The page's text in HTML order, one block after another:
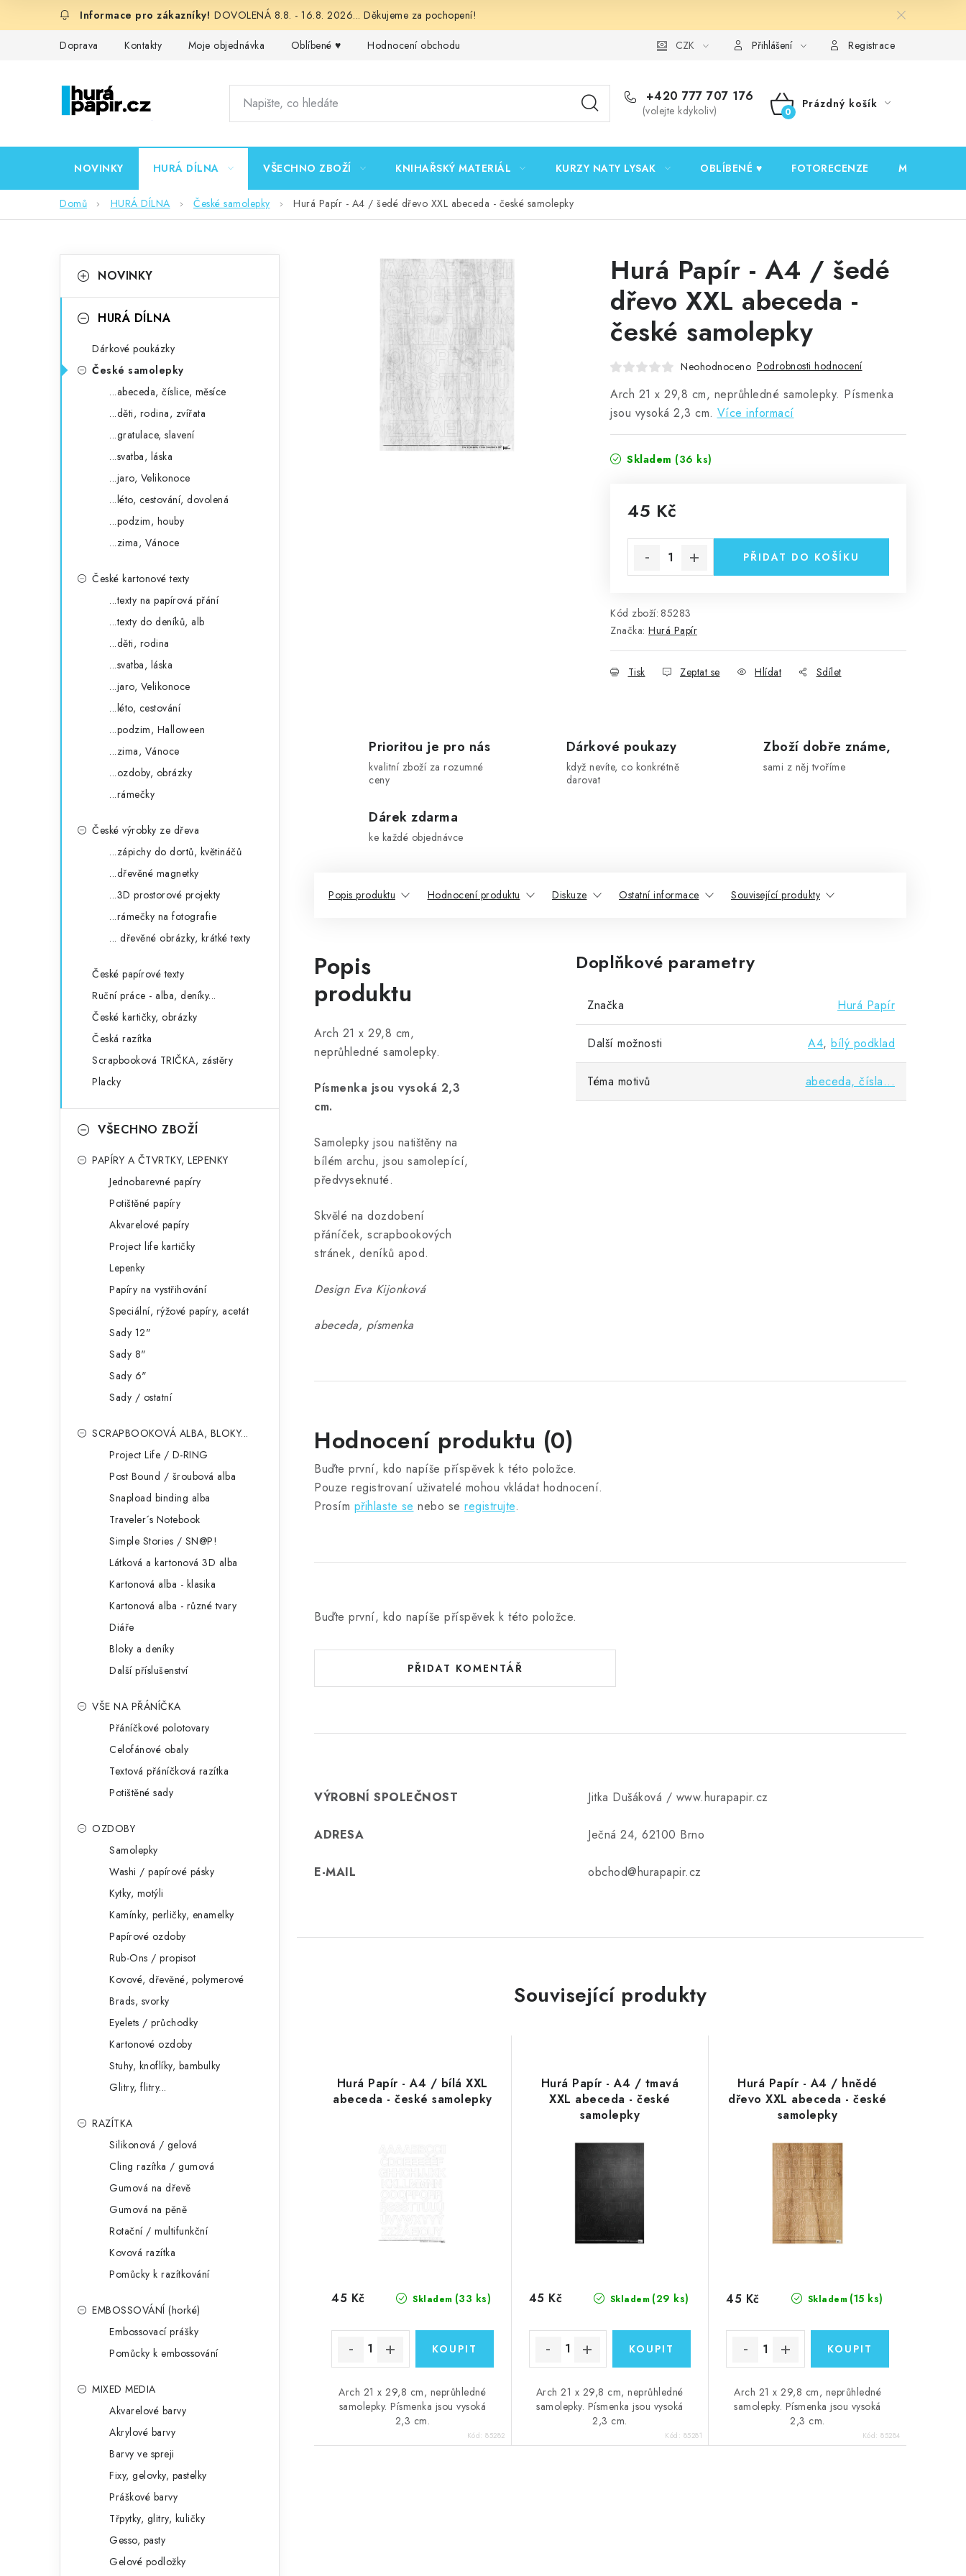
DOVOLENÁ 8.8. - 16.8. 2026... Děkujeme za pochopení!
Doprava Kontakty Moje objednávka Oblíbené ♥️ Hodnocení obchodu Podmínky ochrany osobních údajů Ověřování recenzí
CZK Přihlášení Registrace
+420 777 707 176
(volejte kdykoliv)
NÁKUPNÍ
Prázdný košík
NOVINKY HURÁ DÍLNA VŠECHNO ZBOŽÍ KNIHAŘSKÝ MATERIÁL KURZY NATY LYSAK OBLÍBENÉ ♥️ FOTORECENZE MOJE
Domů HURÁ DÍLNA České samolepky Hurá Papír - A4 / šedé dřevo XXL abeceda - české samolepky
o
r
kategorie
a
g
o
NOVINKY
HURÁ DÍLNA
Dárkové poukázky
České samolepky
...abeceda, číslice, měsíce
...děti, rodina, zvířata
...gratulace, slavení
...svatba, láska
...jaro, Velikonoce
...léto, cestování, dovolená
...podzim, houby
...zima, Vánoce
České kartonové texty
...texty na papírová přání
...texty do deníků, alb
...děti, rodina
...svatba, láska
...jaro, Velikonoce
...léto, cestování
...podzim, Halloween
...zima, Vánoce
...ozdoby, obrázky
...rámečky
České výrobky ze dřeva
...zápichy do dortů, květináčů
...dřevěné magnetky
...3D prostorové projekty
...rámečky na fotografie
... dřevěné obrázky, krátké texty
České papírové texty
Ruční práce - alba, deníky...
České kartičky, obrázky
Česká razítka
Scrapbooková TRIČKA, zástěry
Placky
VŠECHNO ZBOŽÍ
PAPÍRY A ČTVRTKY, LEPENKY
Jednobarevné papíry
Potištěné papíry
Akvarelové papíry
Project life kartičky
Lepenky
Papíry na vystřihování
Speciální, rýžové papíry, acetát
Sady 12"
Sady 8"
Sady 6"
Sady / ostatní
SCRAPBOOKOVÁ ALBA, BLOKY...
Project Life / D-RING
Post Bound / šroubová alba
Snapload binding alba
Traveler´s Notebook
Simple Stories / SN@P!
Látková a kartonová 3D alba
Kartonová alba - klasika
Kartonová alba - různé tvary
Diáře
Bloky a deníky
Další příslušenství
VŠE NA PŘÁNÍČKA
Přáníčkové polotovary
Celofánové obaly
Textová přáníčková razítka
Potištěné sady
OZDOBY
Samolepky
Washi / papírové pásky
Kytky, motýli
Kamínky, perličky, enamelky
Papírové ozdoby
Rub-Ons / propisot
Kovové, dřevěné, polymerové
Brads, svorky
Eyelets / průchodky
Kartonové ozdoby
Stuhy, knoflíky, bambulky
Glitry, flitry...
RAZÍTKA
Silikonová / gelová
Cling razítka / gumová
Gumová na dřevě
Gumová na pěně
Rotační / multifunkční
Kovová razítka
Pomůcky k razítkování
EMBOSSOVÁNÍ (horké)
Embossovací prášky
Pomůcky k embossování
MIXED MEDIA
Akvarelové barvy
Akrylové barvy
Barvy ve spreji
Fixy, gelovky, pastelky
Práškové barvy
Třpytky, glitry, kuličky
Gesso, pasty
Gelové podložky
Hurá Papír - A4 / šedé
dřevo XXL abeceda -
české samolepky
Neohodnoceno Podrobnosti hodnocení
Arch 21 x 29,8 cm, neprůhledné samolepky. Písmenka
jsou vysoká 2,3 cm. Více informací
Skladem (36 ks)
45 Kč
PŘIDAT DO KOŠÍKU
Kód zboží: 85283
Značka: Hurá Papír
Tisk Zeptat se Hlídat Sdílet
Prioritou je pro nás
kvalitní zboží za rozumné
ceny
Dárkové poukazy
když nevíte, co konkrétně
darovat
Zboží dobře známe,
sami z něj tvoříme
Dárek zdarma
ke každé objednávce
Popis produktu Hodnocení produktu Diskuze Ostatní informace Související produkty
Popis
produktu
Arch 21 x 29,8 cm,
neprůhledné samolepky.
Písmenka jsou vysoká 2,3
cm.
Samolepky jsou natištěny na
bílém archu, jsou samolepící,
předvyseknuté.
Skvělé na dozdobení
přáníček, scrapbookových
stránek, deníků apod.
Design Eva Kijonková
abeceda, písmenka
Doplňkové parametry
Značka Hurá Papír
Další možnosti A4, bílý podklad
Téma motivů abeceda, čísla...
Hodnocení produktu (0)
Buďte první, kdo napíše příspěvek k této položce.
Pouze registrovaní uživatelé mohou vkládat hodnocení.
Prosím přihlaste se nebo se registrujte.
Buďte první, kdo napíše příspěvek k této položce.
PŘIDAT KOMENTÁŘ
VÝROBNÍ SPOLEČNOST Jitka Dušáková / www.hurapapir.cz
ADRESA Ječná 24, 62100 Brno
E-MAIL obchod@hurapapir.cz
Související produkty
Hurá Papír - A4 / bílá XXL
abeceda - české samolepky
Skladem (33 ks)
45 Kč
Arch 21 x 29,8 cm, neprůhledné
samolepky. Písmenka jsou vysoká
2,3 cm.
Kód:85282
Hurá Papír - A4 / tmavá
XXL abeceda - české
samolepky
Skladem (29 ks)
45 Kč
Arch 21 x 29,8 cm, neprůhledné
samolepky. Písmenka jsou vysoká
2,3 cm.
Kód: 85281
Hurá Papír - A4 / hnědé
dřevo XXL abeceda - české
samolepky
Skladem (15 ks)
45 Kč
Arch 21 x 29,8 cm, neprůhledné
samolepky. Písmenka jsou vysoká
2,3 cm.
Kód:85284